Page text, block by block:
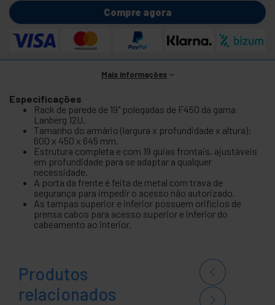
Compre agora
Mais informações
Especificações
Rack de parede de 19" polegadas de F450 da gama
Lanberg 12U.
Tamanho do armário (largura x profundidade x altura):
600 x 450 x 645 mm.
Estrutura completa e com 19 guias frontais, ajustáveis
em profundidade para se adaptar a qualquer
necessidade.
A porta da frente é feita de metal com trava de
segurança para impedir o acesso não autorizado.
As tampas superior e inferior possuem orifícios de
prensa cabos para acesso superior e inferior do
cabeamento ao interior.
Produtos
relacionados